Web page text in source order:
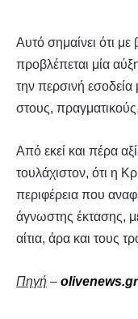
Αυτό σημαίνει ότι
προβλέπεται μία
την περσινή
στους,
Από εκεί και πέρα
τουλάχιστον, ότι η
περιφέρεια που
άγνωστης έκτασης,
αίτια, άρα και τους
Πηγή – olivenews.gr